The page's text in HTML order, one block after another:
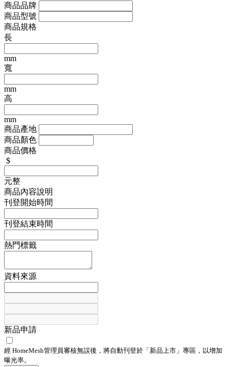
商品品牌
商品型號
商品規格
長
mm
寬
mm
高
mm
商品產地
商品顏色
商品價格
$
元整
商品內容說明
刊登開始時間
刊登結束時間
熱門標籤
資料來源
新品申請
經 HomeMesh管理員審核無誤後，將自動刊登於「新品上市 」專區，以增加
曝光率。